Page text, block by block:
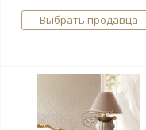
Выбрать продавца